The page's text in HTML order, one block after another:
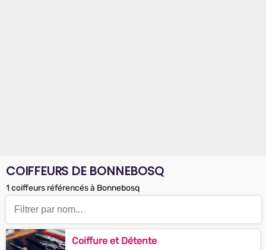
COIFFEURS DE BONNEBOSQ
1 coiffeurs référencés à Bonnebosq
Coiffure et Détente